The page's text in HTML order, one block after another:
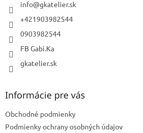
info@gkatelier.sk
+421903982544
0903982544
FB Gabi.Ka
gkatelier.sk
Informácie pre vás
Obchodné podmienky
Podmienky ochrany osobných údajov